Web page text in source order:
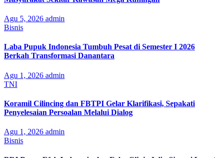
Agu 5, 2026 admin
Bisnis
Laba Pupuk Indonesia Tumbuh Pesat di Semester I 2026
Berkah Transformasi Danantara
Agu 1, 2026 admin
TNI
Koramil Cilincing dan FBTPI Gelar Klarifikasi, Sepakati
Penyelesaian Persoalan Melalui Dialog
Agu 1, 2026 admin
Bisnis